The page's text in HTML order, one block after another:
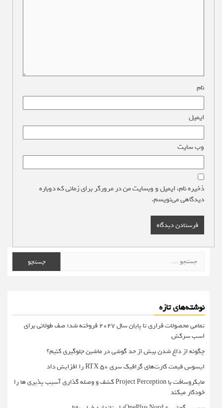
نام
ایمیل
وب‌ سایت
ذخیره نام، ایمیل و وبسایت من در مرورگر برای زمانی که دوباره
دیدگاهی می‌نویسم.
برای:
نوشته‌های تازه
تمامی محصولات فراری تا پایان سال ۲۰۲۷ فروخته شد؛ صف طولانی برای
اسب سرکش
چگونه از داغ شدن بیش از حد گوشی در ماشین جلوگیری کنیم؟
ایسوس قیمت کارت‌های گرافیک سری RTX 50 را افزایش داد
مایکروسافت با Project Perception کشف و وصله گذاری آسیب پذیری ها را
خودکار میکند